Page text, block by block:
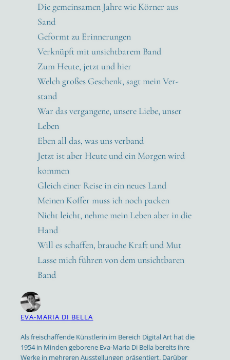
Die gemein­sa­men Jah­re wie Kör­ner aus
Sand
Geformt zu Erin­ne­run­gen
Ver­knüpft mit unsicht­ba­rem Band
Zum Heu­te, jetzt und hier
Welch gro­ßes Geschenk, sagt mein Ver­
stand
War das ver­gan­ge­ne, unse­re Lie­be, unser
Leben
Eben all das, was uns ver­band
Jetzt ist aber Heu­te und ein Mor­gen wird
kom­men
Gleich einer Rei­se in ein neu­es Land
Mei­nen Kof­fer muss ich noch packen
Nicht leicht, neh­me mein Leben aber in die
Hand
Will es schaf­fen, brau­che Kraft und Mut
Las­se mich füh­ren von dem unsicht­ba­ren
Band
EVA-MARIA DI BELLA
Als freischaffende Künstlerin im Bereich Digital Art hat die
1954 in Minden geborene Eva-Maria Di Bella bereits ihre
Werke in mehreren Ausstellungen präsentiert. Darüber